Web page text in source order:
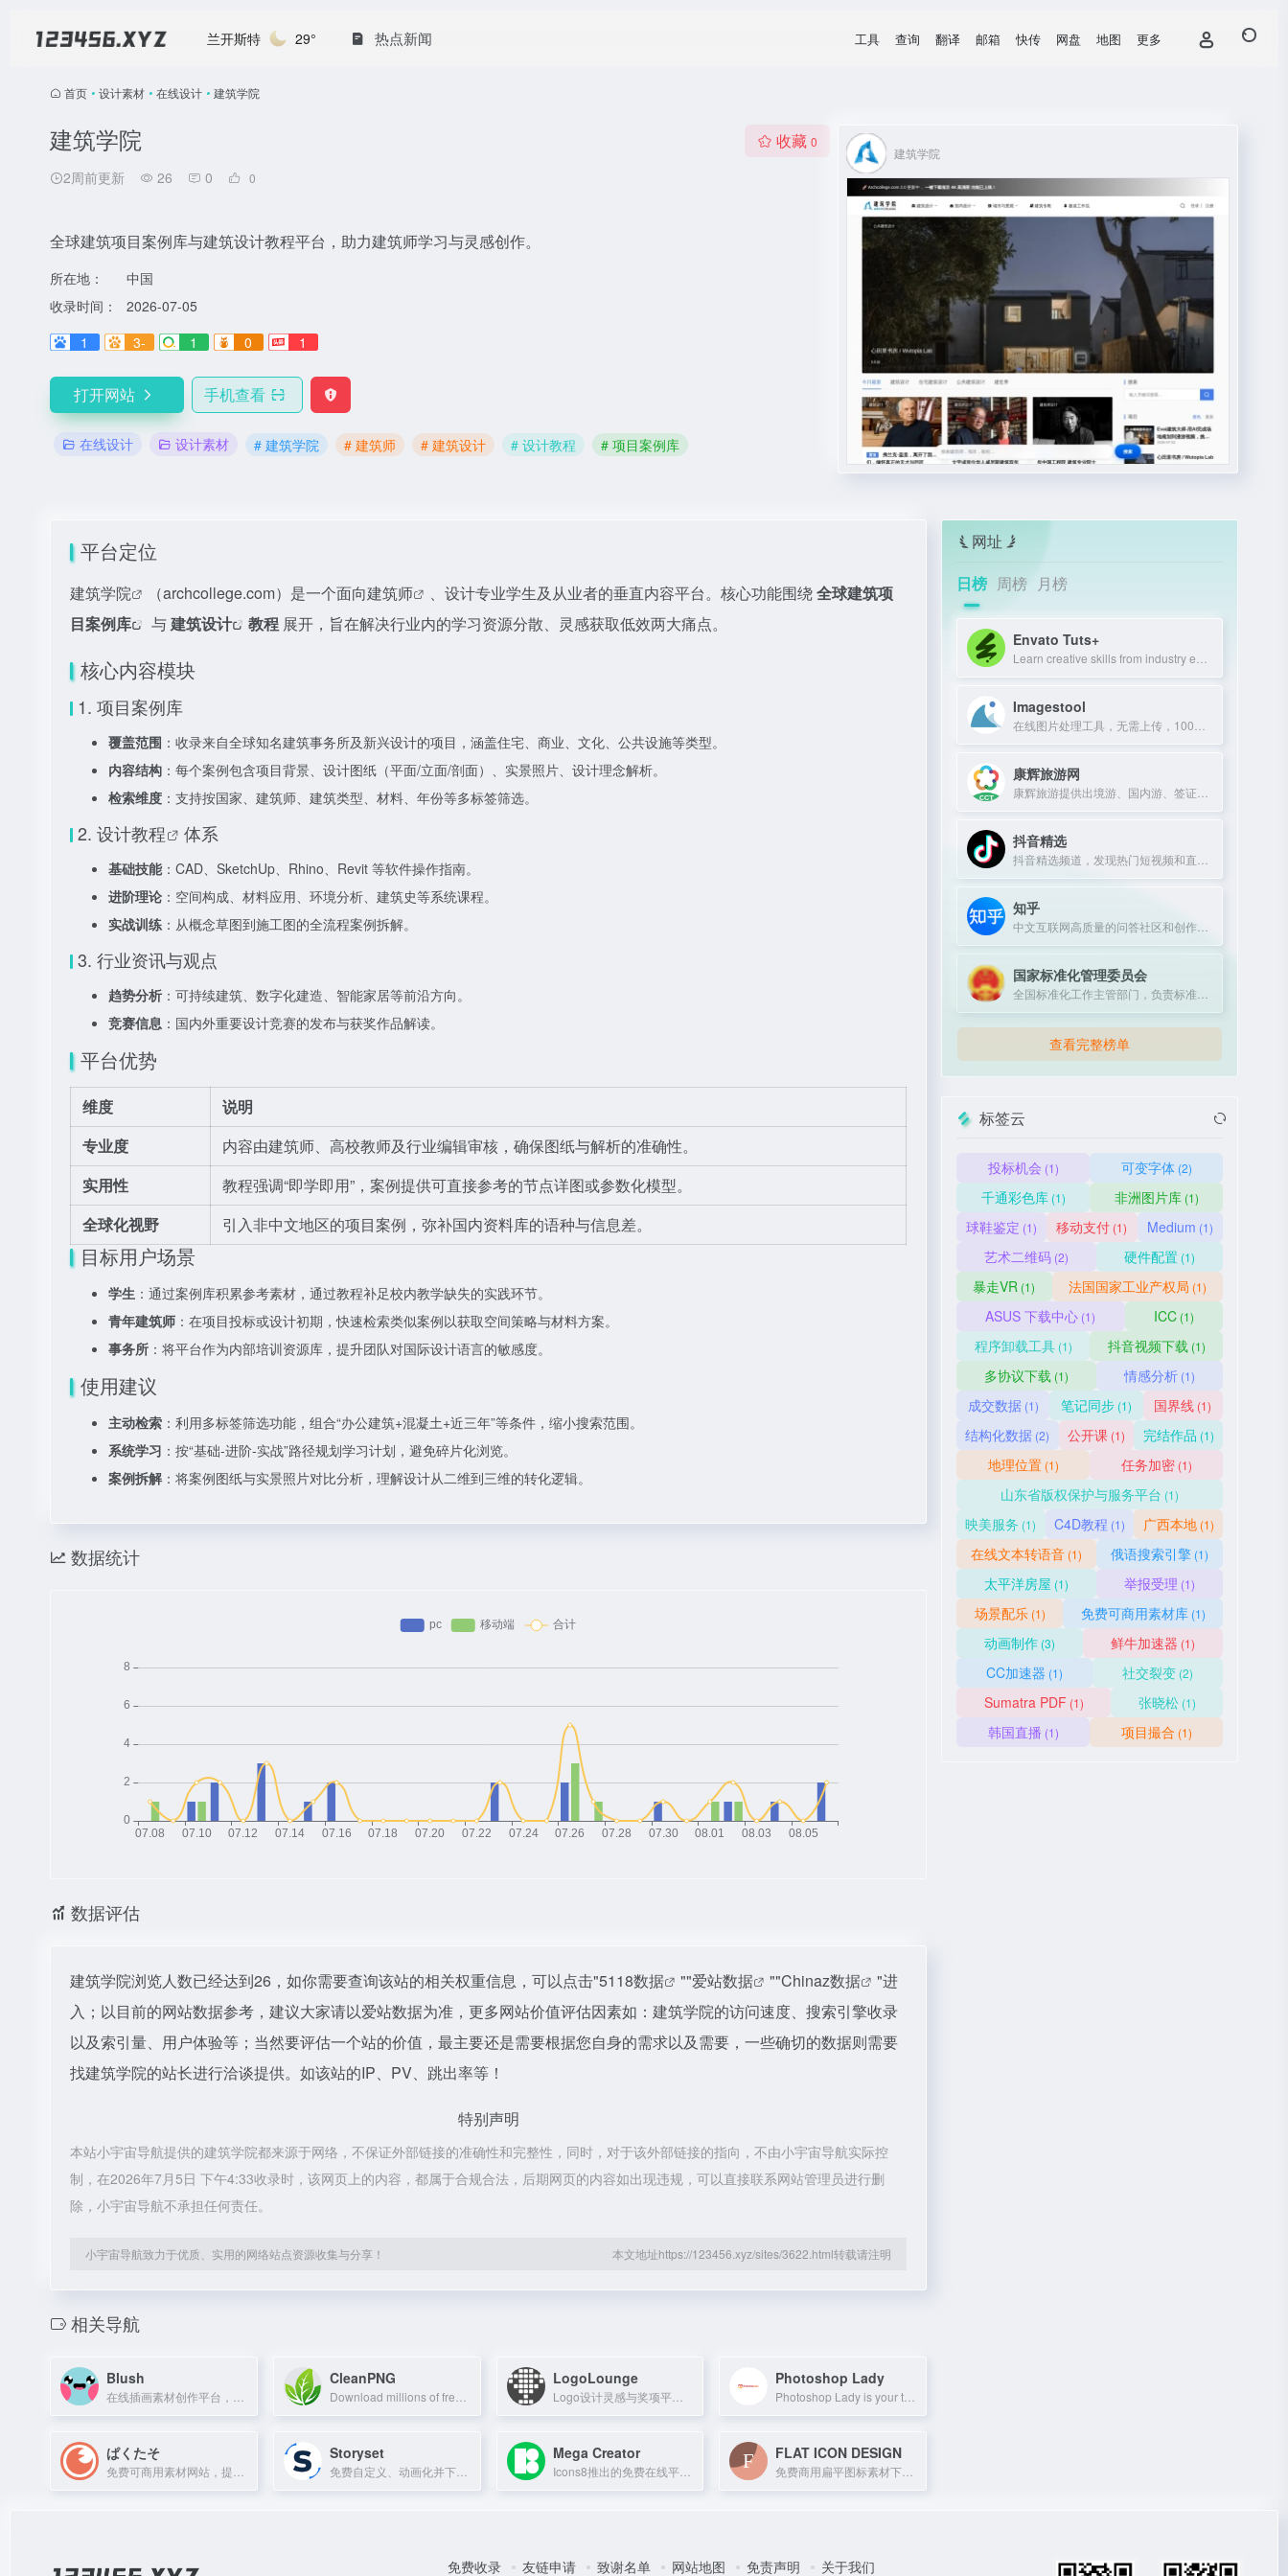
兰开斯特 29° 热点新闻 工具 查询 翻译 邮箱 快传 网盘 地图 更多
首页 • 设计素材 • 在线设计 • 建筑学院
建筑学院
2周前更新 26 0 0
收藏 0
全球建筑项目案例库与建筑设计教程平台，助力建筑师学习与灵感创作。
所在地：
中国
收录时间：
2026-07-05
1
3- 1 0 1
打开网站 手机查看
在线设计 设计素材 # 建筑学院 # 建筑师 # 建筑设计 # 设计教程 # 项目案例库
建筑学院
平台定位
建筑学院 （archcollege.com）是一个面向建筑师 、设计专业学生及从业者的垂直内容平台。核心功能围绕全球建筑项
目案例库
与建筑设计 教程 展开，旨在解决行业内的学习资源分散、灵感获取低效两大痛点。
核心内容模块
1. 项目案例库
覆盖范围 ：收录来自全球知名建筑事务所及新兴设计的项目，涵盖住宅、商业、文化、公共设施等类型。
内容结构 ：每个案例包含项目背景、设计图纸（平面/立面/剖面）、实景照片、设计理念解析。
检索维度 ：支持按国家、建筑师、建筑类型、材料、年份等多标签筛选。
2. 设计教程 体系
基础技能：CAD、SketchUp、Rhino、Revit 等软件操作指南。
进阶理论 ：空间构成、材料应用、环境分析、建筑史等系统课程。
实战训练 ：从概念草图到施工图的全流程案例拆解。
3. 行业资讯与观点
趋势分析 ：可持续建筑、数字化建造、智能家居等前沿方向。
竞赛信息 ：国内外重要设计竞赛的发布与获奖作品解读。
平台优势
维度
说明
专业度
内容由建筑师、高校教师及行业编辑审核，确保图纸与解析的准确性。
实用性
教程强调“即学即用”，案例提供可直接参考的节点详图或参数化模型。
全球化视野
引入非中文地区的项目案例，弥补国内资料库的语种与信息差。
目标用户场景
学生 ：通过案例库积累参考素材，通过教程补足校内教学缺失的实践环节。
青年建筑师 ：在项目投标或设计初期，快速检索类似案例以获取空间策略与材料方案。
事务所 ：将平台作为内部培训资源库，提升团队对国际设计语言的敏感度。
使用建议
主动检索 ：利用多标签筛选功能，组合“办公建筑+混凝土+近三年”等条件，缩小搜索范围。
系统学习 ：按“基础-进阶-实战”路径规划学习计划，避免碎片化浏览。
案例拆解：将案例图纸与实景照片对比分析，理解设计从二维到三维的转化逻辑。
数据统计
数据评估
建筑学院浏览人数已经达到26，如你需要查询该站的相关权重信息，可以点击"5118数据 ""爱站数据 ""Chinaz数据
"进
入；以目前的网站数据参考，建议大家请以爱站数据为准，更多网站价值评估因素如：建筑学院的访问速度、搜索引擎收录
以及索引量、用户体验等；当然要评估一个站的价值，最主要还是需要根据您自身的需求以及需要，一些确切的数据则需要
找建筑学院的站长进行洽谈提供。如该站的IP、PV、跳出率等！
特别声明
本站小宇宙导航提供的建筑学院都来源于网络，不保证外部链接的准确性和完整性，同时，对于该外部链接的指向，不由小宇宙导航实际控
制，在2026年7月5日 下午4:33收录时，该网页上的内容，都属于合规合法，后期网页的内容如出现违规，可以直接联系网站管理员进行删
除，小宇宙导航不承担任何责任。
小宇宙导航致力于优质、实用的网络站点资源收集与分享！ 本文地址https://123456.xyz/sites/3622.html转载请注明
相关导航
Blush CleanPNG LogoLounge
Logo设计灵感与奖项平台，提供搜索、网络和竞赛服务。
Photoshop Lady
ぱくたそ Storyset
免费自定义、动画化并下载插图的在线工具
Mega Creator
Icons8推出的免费在线平面设计与样机工具，内置海量素材，支持图层编辑与一键导出。
FLAT ICON DESIGN
网址
日榜 周榜 月榜
Envato Tuts+
Imagestool
康辉旅游网
抖音精选
知乎
国家标准化管理委员会
查看完整榜单
标签云
投标机会 (1) 可变字体(2)
千通彩色库(1) 非洲图片库(1)
球鞋鉴定 (1) 移动支付 (1) Medium (1)
艺术二维码 (2) 硬件配置 (1)
暴走VR (1) 法国国家工业产权局 (1)
ASUS 下载中心 (1) ICC(1)
程序卸载工具(1) 抖音视频下载 (1)
多协议下载 (1) 情感分析 (1)
成交数据(1) 笔记同步(1) 国界线 (1)
结构化数据 (2) 公开课 (1) 完结作品 (1)
地理位置(1) 任务加密(1)
山东省版权保护与服务平台 (1)
映美服务 (1) C4D教程 (1) 广西本地(1)
在线文本转语音 (1) 俄语搜索引擎 (1)
太平洋房屋 (1) 举报受理 (1)
场景配乐(1) 免费可商用素材库(1)
动画制作 (3) 鲜牛加速器 (1)
CC加速器 (1) 社交裂变 (2)
Sumatra PDF (1) 张晓松(1)
韩国直播 (1) 项目撮合 (1)
免费收录 友链申请 致谢名单 网站地图 免责声明 关于我们